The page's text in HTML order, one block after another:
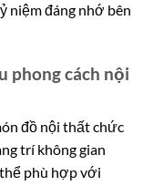
niệm đáng nhớ bên
phong cách nội
đồ nội thất chức
trí không gian
phù hợp với